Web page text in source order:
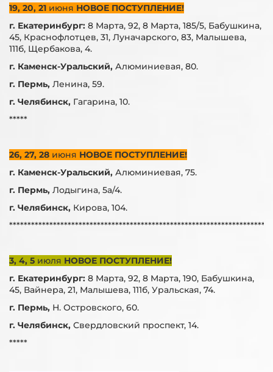
19, 20, 21 июня НОВОЕ ПОСТУПЛЕНИЕ!
г. Екатеринбург: 8 Марта, 92, 8 Марта, 185/5, Бабушкина,
45, Краснофлотцев, 31, Луначарского, 83, Малышева,
111б, Щербакова, 4.
г. Каменск-Уральский, Алюминиевая, 80.
г. Пермь, Ленина, 59.
г. Челябинск, Гагарина, 10.
*****
26, 27, 28 июня НОВОЕ ПОСТУПЛЕНИЕ!
г. Каменск-Уральский, Алюминиевая, 75.
г. Пермь, Лодыгина, 5а/4.
г. Челябинск, Кирова, 104.
***********************************************************************
3, 4, 5 июля НОВОЕ ПОСТУПЛЕНИЕ!
г. Екатеринбург: 8 Марта, 92, 8 Марта, 190, Бабушкина,
45, Вайнера, 21, Малышева, 111б, Уральская, 74.
г. Пермь, Н. Островского, 60.
г. Челябинск, Свердловский проспект, 14.
*****